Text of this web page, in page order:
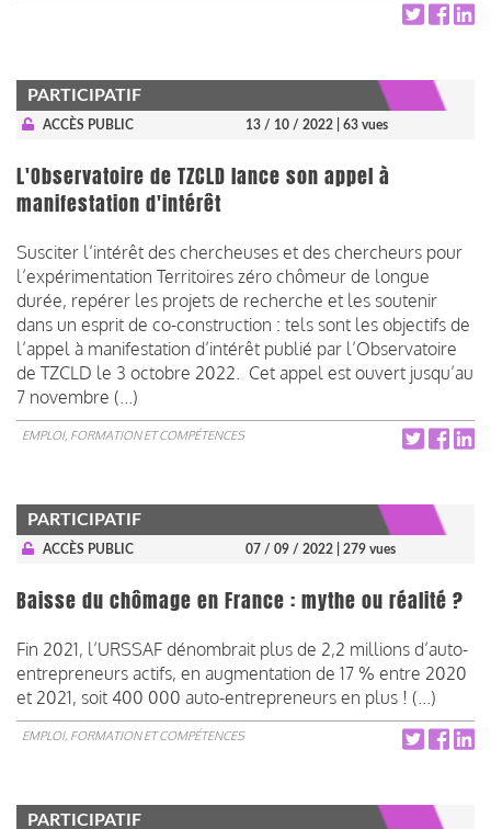
PARTICIPATIF
ACCÈS PUBLIC 13 / 10 / 2022 | 63 vues
L'Observatoire de TZCLD lance son appel à
manifestation d'intérêt
Susciter l’intérêt des chercheuses et des chercheurs pour
l’expérimentation Territoires zéro chômeur de longue
durée, repérer les projets de recherche et les soutenir
dans un esprit de co-construction : tels sont les objectifs de
l’appel à manifestation d’intérêt publié par l’Observatoire
de TZCLD le 3 octobre 2022. Cet appel est ouvert jusqu’au
7 novembre (...)
EMPLOI, FORMATION ET COMPÉTENCES
PARTICIPATIF
ACCÈS PUBLIC 07 / 09 / 2022 | 279 vues
Baisse du chômage en France : mythe ou réalité ?
Fin 2021, l’URSSAF dénombrait plus de 2,2 millions d’auto-
entrepreneurs actifs, en augmentation de 17 % entre 2020
et 2021, soit 400 000 auto-entrepreneurs en plus ! (...)
EMPLOI, FORMATION ET COMPÉTENCES
PARTICIPATIF